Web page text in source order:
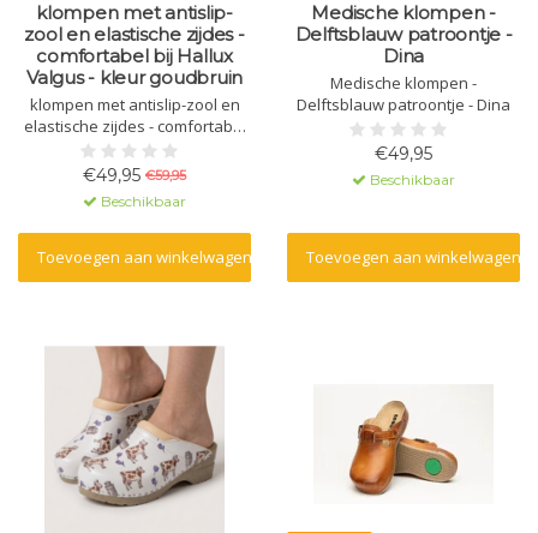
klompen met antislip-
zool en elastische zijdes -
comfortabel bij Hallux
Valgus - kleur goudbruin
klompen met antislip-zool en
elastische zijdes - comfortabel
bij Hallux Valgus - kleur
goudbruin
€49,95 €59,95
Beschikbaar
Toevoegen aan winkelwagen
Medische klompen -
Delftsblauw patroontje -
Dina
Medische klompen -
Delftsblauw patroontje - Dina
€49,95
Beschikbaar
Toevoegen aan winkelwagen